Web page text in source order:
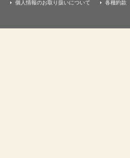
個人情報のお取り扱いについて 各種約款